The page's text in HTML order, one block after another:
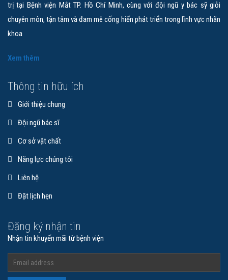
trị tại Bệnh viện Mắt TP. Hồ Chí Minh, cùng với đội ngũ y bác sỹ giỏi
chuyên môn, tận tâm và đam mê cống hiến phát triển trong lĩnh vực nhãn
khoa
Xem thêm
Thông tin hữu ích
Giới thiệu chung
Đội ngũ bác sĩ
Cơ sở vật chất
Năng lực chúng tôi
Liên hệ
Đặt lịch hẹn
Đăng ký nhận tin
Nhận tin khuyến mãi từ bệnh viện